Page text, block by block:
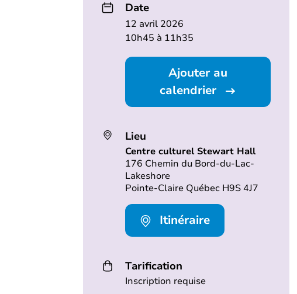
Date
12 avril 2026
10h45 à 11h35
Ajouter au
calendrier
Lieu
Centre culturel Stewart Hall
176 Chemin du Bord-du-Lac-
Lakeshore
Pointe-Claire Québec H9S 4J7
Itinéraire
Tarification
Inscription requise